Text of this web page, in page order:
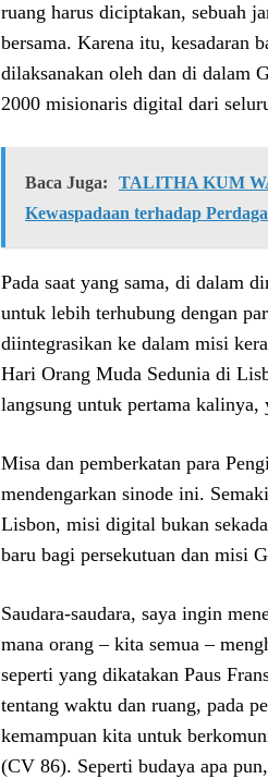
ruang harus diciptakan, sebuah
bersama. Karena itu, kesadaran
dilaksanakan oleh dan di dalam
2000 misionaris digital dari
Baca Juga:
TALITHA KUM
Kewaspadaan terhadap
Pada saat yang sama, di dalam
untuk lebih terhubung dengan
diintegrasikan ke dalam misi
Hari Orang Muda Sedunia di
langsung untuk pertama
Misa dan pemberkatan para
mendengarkan sinode ini.
Lisbon, misi digital bukan
baru bagi persekutuan dan misi
Saudara-saudara, saya ingin
mana orang – kita semua –
seperti yang dikatakan Paus
tentang waktu dan ruang, pada
kemampuan kita untuk
(CV 86). Seperti budaya apa